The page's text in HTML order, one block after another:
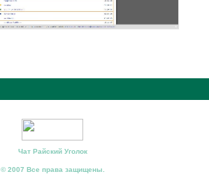
Чат Райский Уголок
© 2007 Все права защищены.